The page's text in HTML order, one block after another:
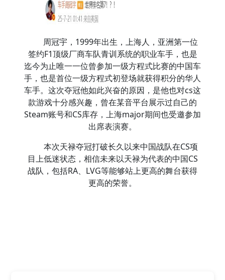
周冠宇，1999年出生，上海人，亚洲第一位
签约F1顶级厂商车队青训系统的职业车手，也是
迄今为止唯一一位曾参加一级方程式比赛的中国车
手，也是首位一级方程式初登场就获得积分的华人
车手。这次夺冠他如此兴奋的原因，是他也对cs这
款游戏十分感兴趣，曾在某音平台展示过自己的
Steam账号和CS库存，上海major期间也受邀参加
出席表演赛。
本次天禄夺冠打破长久以来中国战队在CS项
目上低迷状态，相信未来以天禄为代表的中国CS
战队，包括RA、LVG等能够站上更高的舞台获得
更高的荣誉。